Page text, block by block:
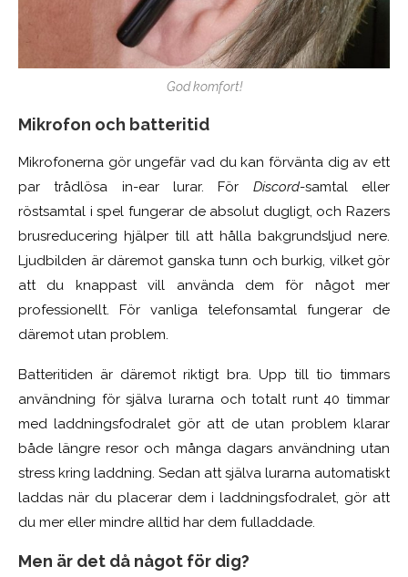
God komfort!
Mikrofon och batteritid
Mikrofonerna gör ungefär vad du kan förvänta dig av ett
par trådlösa in-ear lurar. För Discord-samtal eller
röstsamtal i spel fungerar de absolut dugligt, och Razers
brusreducering hjälper till att hålla bakgrundsljud nere.
Ljudbilden är däremot ganska tunn och burkig, vilket gör
att du knappast vill använda dem för något mer
professionellt. För vanliga telefonsamtal fungerar de
däremot utan problem.
Batteritiden är däremot riktigt bra. Upp till tio timmars
användning för själva lurarna och totalt runt 40 timmar
med laddningsfodralet gör att de utan problem klarar
både längre resor och många dagars användning utan
stress kring laddning. Sedan att själva lurarna automatiskt
laddas när du placerar dem i laddningsfodralet, gör att
du mer eller mindre alltid har dem fulladdade.
Men är det då något för dig?